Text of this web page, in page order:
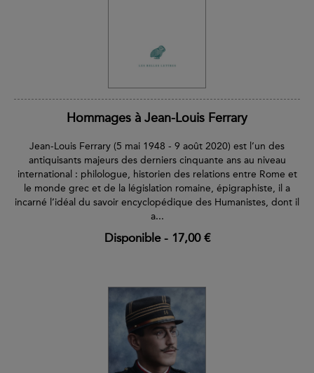
Hommages à Jean-Louis Ferrary
Jean-Louis Ferrary (5 mai 1948 - 9 août 2020) est l’un des
antiquisants majeurs des derniers cinquante ans au niveau
international : philologue, historien des relations entre Rome et
le monde grec et de la législation romaine, épigraphiste, il a
incarné l’idéal du savoir encyclopédique des Humanistes, dont il
a...
Disponible- 17,00 €